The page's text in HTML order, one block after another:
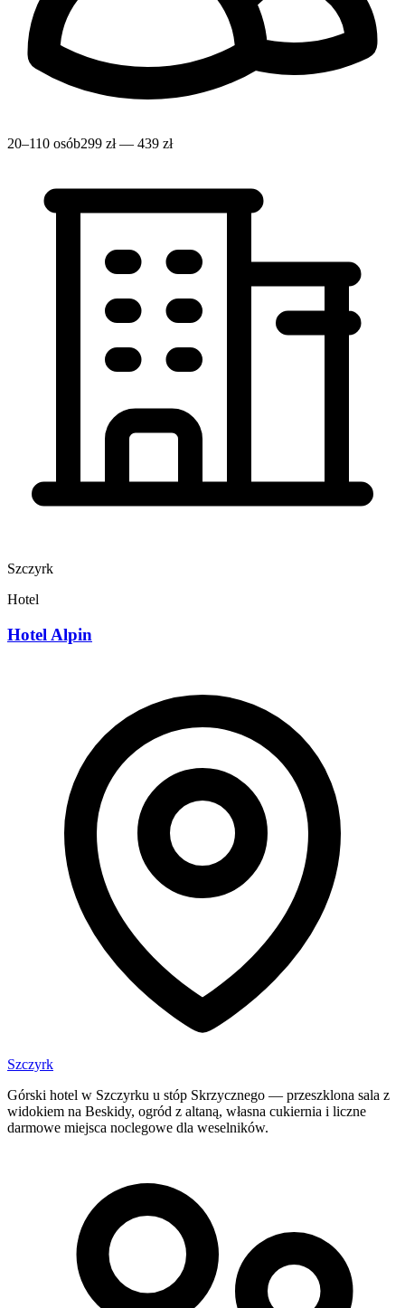
20–110 osób299 zł — 439 zł
Szczyrk
Hotel
Hotel Alpin
Szczyrk
Górski hotel w Szczyrku u stóp Skrzycznego — przeszklona sala z
widokiem na Beskidy, ogród z altaną, własna cukiernia i liczne
darmowe miejsca noclegowe dla weselników.